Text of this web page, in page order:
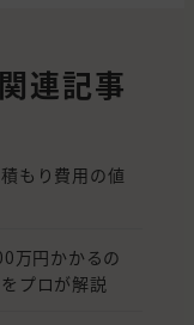
連記事
もり費用の値
万円かかるの
プロが解説